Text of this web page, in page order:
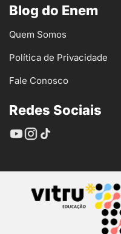
Blog do Enem
Quem Somos
Política de Privacidade
Fale Conosco
Redes Sociais